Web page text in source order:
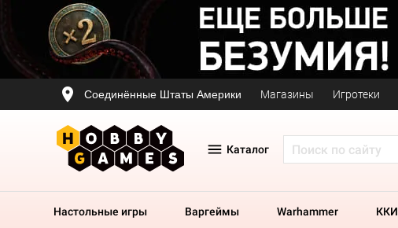
Соединённые Штаты Америки Магазины Игротеки
Каталог
Настольные игры Варгеймы Warhammer ККИ